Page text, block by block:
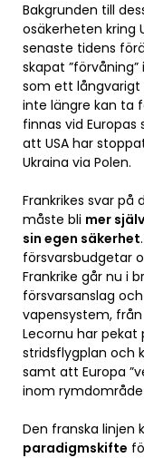
Bakgrunden till
osäkerheten kring
senaste tidens
skapat ”förvåning”
som ett långvarigt
inte längre kan ta
finnas vid
att USA har
Ukraina via Polen.
Frankrikes svar på
måste bli mer
sin egen säkerhet
försvarsbudgetar
Frankrike går nu i
försvarsanslag
vapensystem,
Lecornu har
stridsflygplan och
samt att Europa
inom
Den franska linjen
paradigmskifte